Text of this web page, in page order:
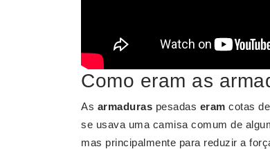
Como eram as
As armaduras pesadas eram cotas
se usava uma camisa comum de
mas principalmente para reduzir a